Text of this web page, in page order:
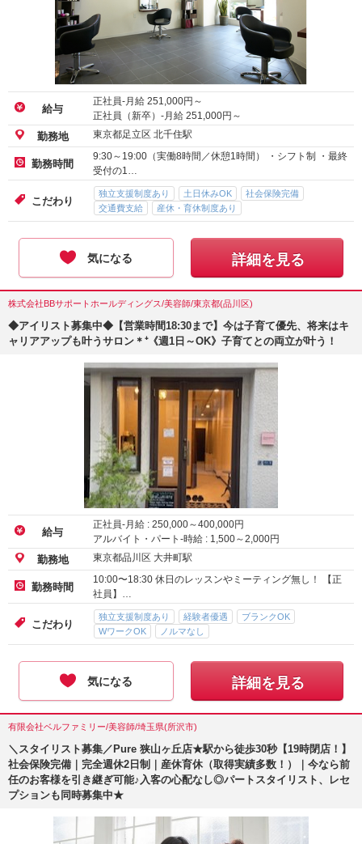
給与
正社員-月給 251,000円～
正社員（新卒）-月給 251,000円～
勤務地 東京都足立区 北千住駅
勤務時間
9:30～19:00（実働8時間／休憩1時間） ・シフト制 ・最終
受付の1…
こだわり
独立支援制度あり 土日休みOK
社会保険完備
交通費支給
産休・育休制度あり
気になる 詳細を見る
株式会社BBサポートホールディングス/美容師/東京都(品川区)
◆アイリスト募集中◆【営業時間18:30まで】今は子育て優先、将来はキ
ャリアアップも叶うサロン＊⁺《週1日～OK》子育てとの両立が叶う！
給与
正社員-月給 : 250,000～400,000円
アルバイト・パート-時給 : 1,500～2,000円
勤務地 東京都品川区 大井町駅
勤務時間
10:00〜18:30 休日のレッスンやミーティング無し！ 【正
社員】…
こだわり
独立支援制度あり 経験者優遇
ブランクOK
WワークOK
ノルマなし
気になる 詳細を見る
有限会社ベルファミリー/美容師/埼玉県(所沢市)
＼スタイリスト募集／Pure 狭山ヶ丘店★駅から徒歩30秒【19時閉店！】
社会保険完備｜完全週休2日制｜産休育休（取得実績多数！）｜今なら前
任のお客様を引き継ぎ可能♪入客の心配なし◎パートスタイリスト、レセ
プションも同時募集中★